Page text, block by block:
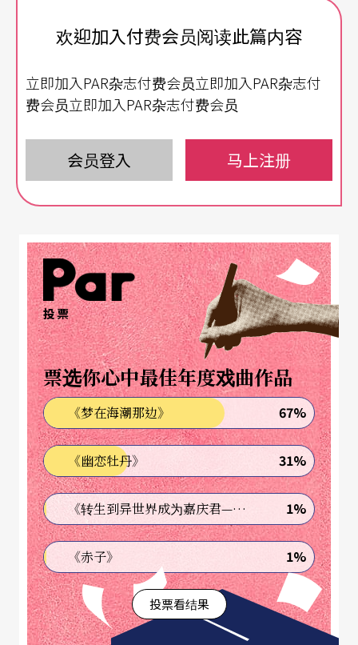
故事大纲，但没有任何对话的简单脚本，会在演出
前由剧团团员共同构思，所有演员便根据这个粗
一个Commedia dell'Arte的表演团体通常包括十个
表演者，七个男演员和三个女演员。他们云游四
方，带著一个百宝箱，里面有各式的戏服、道具，
随处演出，如同希腊罗马时期的默剧团体。虽然他
搬演喜剧。
虽然演出是即兴创作，听起来十分吓人，但义大利
艺术喜剧的传统让这些演员的工作变得不是这么困
难。因为义大利艺术喜剧里每一个角色几乎都是固
定的，而且大部分的演员一生就只扮演一个角色。
这些固定喜剧角色后来对西方戏剧有很深的影响，
有些甚至在今天的好莱坞电影仍明显可辨识，像是
好色又吝啬的有钱老人潘多伦（Pantalone），老是
有意无意地阻挠年轻人的婚事；好管闲事的笨鄕下
人多多（Dottore），总是介入邻居的家务事，搞得
满城风雨；而有时愚蠢、有时又精明得不得了的仆
人角色，通常喊作艾尔列奇诺（Arlec-chino）或哈
列金（Harlequin），是最受欢迎的甘草人物。剧本
欢迎加入付费会员阅读此篇内容
立即加入PAR杂志付费会员立即加入PAR杂志付
费会员立即加入PAR杂志付费会员
会员登入 马上注册
投票
票选你心中最佳年度戏曲作品
《梦在海潮那边》 67%
《幽恋牡丹》 31%
《转生到异世界成为嘉庆君—发现我的祖先是诈骗集团!?》 1%
《赤子》 1%
投票看结果